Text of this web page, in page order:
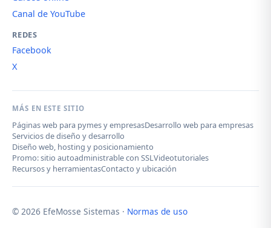
Canal de YouTube
REDES
Facebook
X
MÁS EN ESTE SITIO
Páginas web para pymes y empresasDesarrollo web para empresas
Servicios de diseño y desarrollo
Diseño web, hosting y posicionamiento
Promo: sitio autoadministrable con SSLVideotutoriales
Recursos y herramientasContacto y ubicación
© 2026 EfeMosse Sistemas · Normas de uso